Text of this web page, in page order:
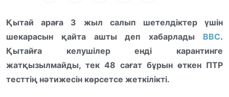
Қытай араға 3 жыл салып шетелдіктер үшін
шекарасын қайта ашты деп хабарлады BBC.
Қытайға келушілер енді карантинге
жатқызылмайды, тек 48 сағат бұрын өткен ПТР
тесттің нәтижесін көрсетсе жеткілікті.